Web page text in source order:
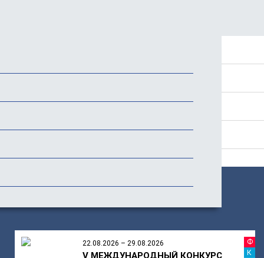
22.08.2026 – 29.08.2026
V МЕЖДУНАРОДНЫЙ КОНКУРС